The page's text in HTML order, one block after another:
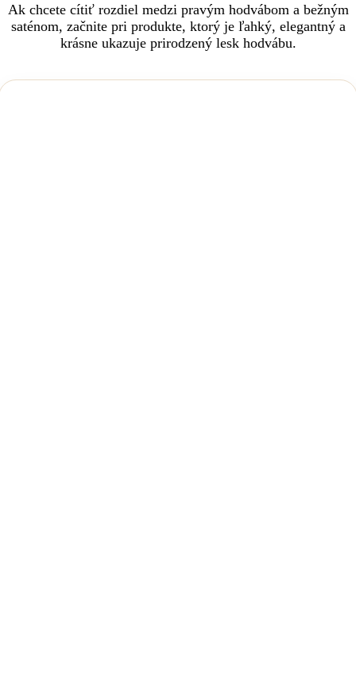
Ak chcete cítiť rozdiel medzi pravým hodvábom a bežným
saténom, začnite pri produkte, ktorý je ľahký, elegantný a
krásne ukazuje prirodzený lesk hodvábu.